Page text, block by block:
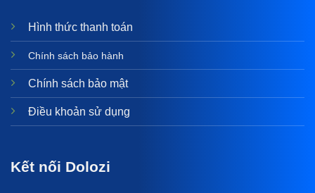
Hình thức thanh toán
Chính sách bảo hành
Chính sách bảo mật
Điều khoản sử dụng
Kết nối Dolozi